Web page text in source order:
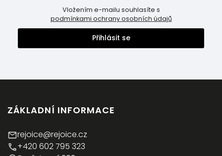
podmínkami ochrany osobních údajů
Přihlásit se
ZÁKLADNÍ INFORMACE
rejoice@rejoice.cz
+420 602 795 323